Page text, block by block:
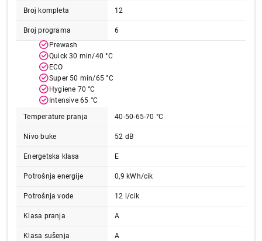
Broj kompleta 12
Broj programa
6
Prewash
Quick 30 min/40 °C
ECO
Super 50 min/65 °C
Hygiene 70 °C
Intensive 65 °C
Temperature pranja
40-50-65-70 °C
Nivo buke 52 dB
Energetska klasa E
Potrošnja energije 0,9 kWh/cik
Potrošnja vode 12 l/cik
Klasa pranja A
Klasa sušenja A